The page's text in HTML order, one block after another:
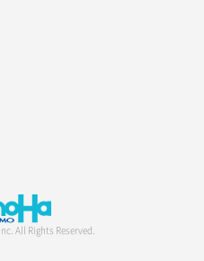
）
All Rights Reserved.